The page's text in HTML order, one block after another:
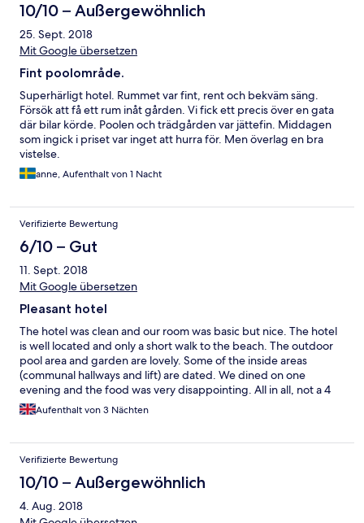
10/10 – Außergewöhnlich
25. Sept. 2018
Mit Google übersetzen
Fint poolområde.
Superhärligt hotel. Rummet var fint, rent och bekväm säng.
Försök att få ett rum inåt gården. Vi fick ett precis över en gata
där bilar körde. Poolen och trädgården var jättefin. Middagen
som ingick i priset var inget att hurra för. Men överlag en bra
vistelse.
anne, Aufenthalt von 1 Nacht
Verifizierte Bewertung
6/10 – Gut
11. Sept. 2018
Mit Google übersetzen
Pleasant hotel
The hotel was clean and our room was basic but nice. The hotel
is well located and only a short walk to the beach. The outdoor
pool area and garden are lovely. Some of the inside areas
(communal hallways and lift) are dated. We dined on one
evening and the food was very disappointing. All in all, not a 4
star hotel bu a pleasant stay on a lovely island.
Aufenthalt von 3 Nächten
Verifizierte Bewertung
10/10 – Außergewöhnlich
4. Aug. 2018